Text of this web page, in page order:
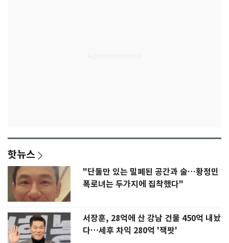
핫뉴스
"단둘만 있는 밀폐된 공간과 술…황정민
폭로녀는 두가지에 집착했다"
서장훈, 28억에 산 강남 건물 450억 내놨
다…세후 차익 280억 '잭팟'